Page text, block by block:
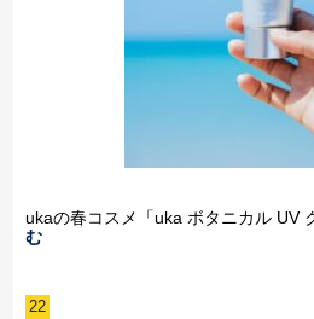
ukaの春コスメ「uka ボタニカル UV
む
22